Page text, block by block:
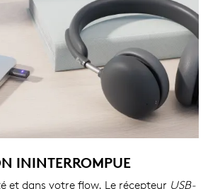
ININTERROMPUE
et dans votre flow. Le récepteur USB-